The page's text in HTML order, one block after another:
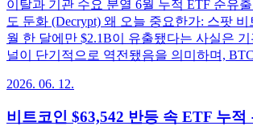
이탈과 기관 수요 분열 6월 누적 ETF 순유
도 둔화 (Decrypt) 왜 오늘 중요한가: 스팟
월 한 달에만 $2.1B이 유출됐다는 사실은
널이 단기적으로 역전됐음을 의미하며,
2026. 06. 12.
비트코인 $63,542 반등 속 ETF 누